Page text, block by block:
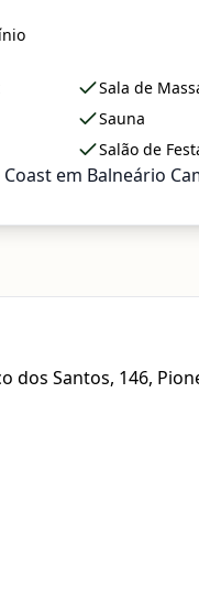
Sala de
Sauna
Salão de
em Balneário
dos Santos, 146,